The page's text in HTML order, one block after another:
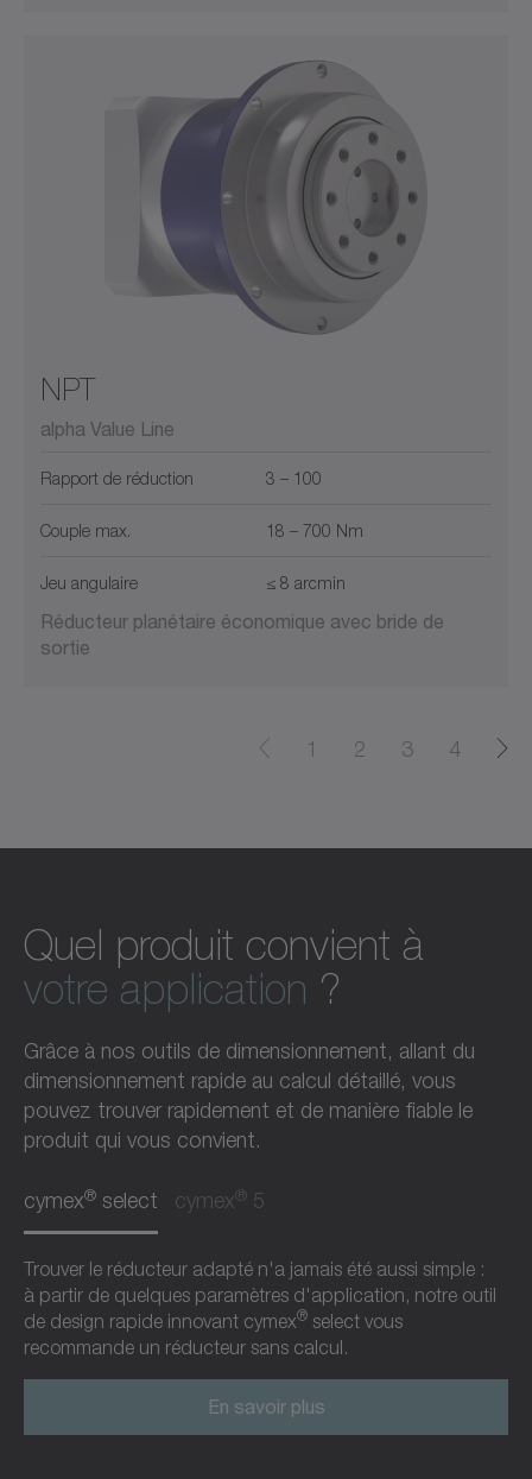
NPT
alpha Value Line
Rapport de réduction 3 – 100
Couple max. 18 – 700 Nm
Jeu angulaire ≤ 8 arcmin
Réducteur planétaire économique avec bride de
sortie
1 2 3 4
Quel produit convient à
votre application ?
Grâce à nos outils de dimensionnement, allant du
dimensionnement rapide au calcul détaillé, vous
pouvez trouver rapidement et de manière fiable le
produit qui vous convient.
cymex® select cymex® 5
Trouver le réducteur adapté n'a jamais été aussi simple :
à partir de quelques paramètres d'application, notre outil
de design rapide innovant cymex® select vous
recommande un réducteur sans calcul.
En savoir plus